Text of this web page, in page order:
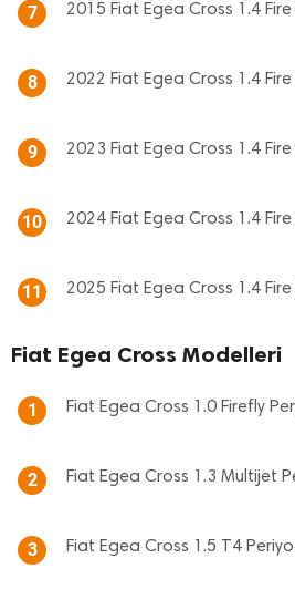
7 2015 Fiat Egea Cross 1.4 Fire
8 2022 Fiat Egea Cross 1.4 Fire
9 2023 Fiat Egea Cross 1.4 Fire
10 2024 Fiat Egea Cross 1.4 Fire
11 2025 Fiat Egea Cross 1.4 Fire
Fiat Egea Cross Modelleri
1 Fiat Egea Cross 1.0 Firefly
2 Fiat Egea Cross 1.3 Multijet
3 Fiat Egea Cross 1.5 T4